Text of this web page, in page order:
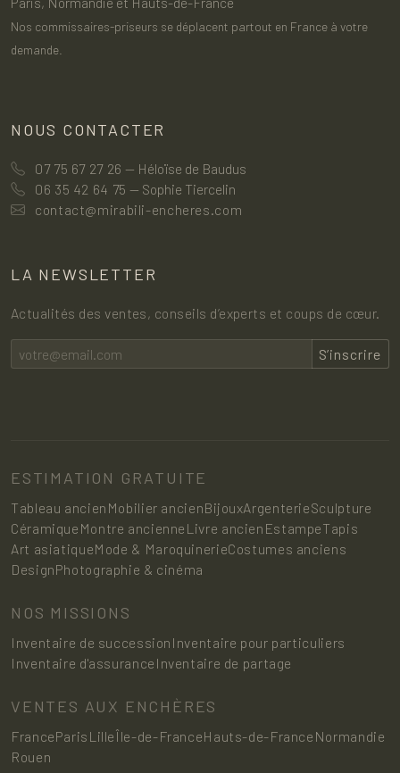
Nos commissaires-priseurs se déplacent partout en France à votre
demande.
NOUS CONTACTER
07 75 67 27 26 — Héloïse de Baudus
06 35 42 64 75 — Sophie Tiercelin
contact@mirabili-encheres.com
LA NEWSLETTER
Actualités des ventes, conseils d’experts et coups de cœur.
S’inscrire
ESTIMATION GRATUITE
Tableau ancien Mobilier ancienBijouxArgenterieSculpture
Céramique Montre ancienne Livre ancien EstampeTapis
Art asiatiqueMode & MaroquinerieCostumes anciens
DesignPhotographie & cinéma
NOS MISSIONS
Inventaire de succession Inventaire pour particuliers
Inventaire d'assurance Inventaire de partage
VENTES AUX ENCHÈRES
FranceParis LilleÎle-de-FranceHauts-de-France Normandie
Rouen